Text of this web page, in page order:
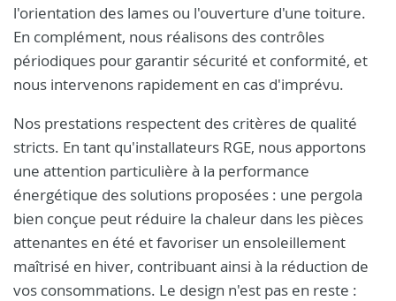
l'orientation des lames ou l'ouverture d'une toiture.
En complément, nous réalisons des contrôles
périodiques pour garantir sécurité et conformité, et
nous intervenons rapidement en cas d'imprévu.
Nos prestations respectent des critères de qualité
stricts. En tant qu'installateurs RGE, nous apportons
une attention particulière à la performance
énergétique des solutions proposées : une pergola
bien conçue peut réduire la chaleur dans les pièces
attenantes en été et favoriser un ensoleillement
maîtrisé en hiver, contribuant ainsi à la réduction de
vos consommations. Le design n'est pas en reste :